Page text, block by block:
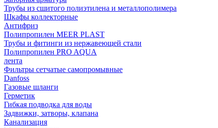
Трубы из сшитого полиэтилена и металлополимера
Шкафы коллекторные
Антифриз
Полипропилен MEER PLAST
Трубы и фитинги из нержавеющей стали
Полипропилен PRO AQUA
лента
Фильтры сетчатые самопромывные
Danfoss
Газовые шланги
Герметик
Гибкая подводка для воды
Задвижки, затворы, клапана
Канализация